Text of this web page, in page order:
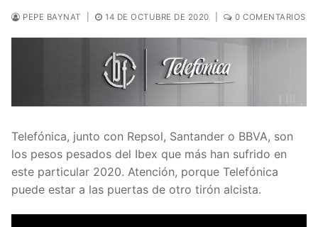
PEPE BAYNAT 14 DE OCTUBRE DE 2020 0 COMENTARIOS
Telefónica, junto con Repsol, Santander o BBVA, son
los pesos pesados del Ibex que más han sufrido en
este particular 2020. Atención, porque Telefónica
puede estar a las puertas de otro tirón alcista.